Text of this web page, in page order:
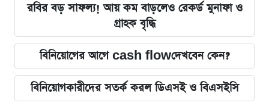
রবির বড় সাফল্য! আয় কম বাড়লেও রেকর্ড মুনাফা ও
গ্রাহক বৃদ্ধি
বিনিয়োগের আগে cash flowদেখবেন কেন?
বিনিয়োগকারীদের সতর্ক করল ডিএসই ও বিএসইসি